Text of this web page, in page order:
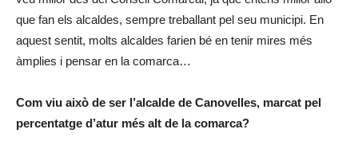
que fan els alcaldes, sempre treballant pel seu municipi. En
aquest sentit, molts alcaldes farien bé en tenir mires més
àmplies i pensar en la comarca…
Com viu això de ser l’alcalde de Canovelles, marcat pel
percentatge d’atur més alt de la comarca?